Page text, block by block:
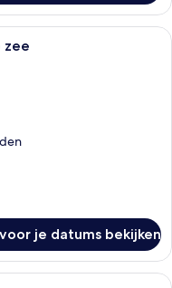
met twee witte rieten
zee
je datums bekijken
met twee witte rieten